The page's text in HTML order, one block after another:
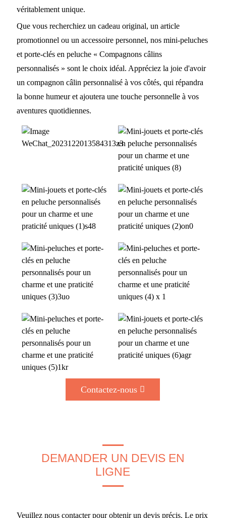
véritablement unique.
Que vous recherchiez un cadeau original, un article
promotionnel ou un accessoire personnel, nos mini-peluches
et porte-clés en peluche « Compagnons câlins
personnalisés » sont le choix idéal. Appréciez la joie d'avoir
un compagnon câlin personnalisé à vos côtés, qui répandra
la bonne humeur et ajoutera une touche personnelle à vos
aventures quotidiennes.
Contactez-nous
DEMANDER UN DEVIS EN
LIGNE
Veuillez nous contacter pour obtenir un devis précis. Le prix